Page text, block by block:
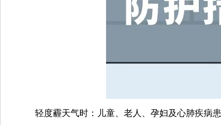
轻度霾天气时： 儿童、老人、孕妇及心肺疾病